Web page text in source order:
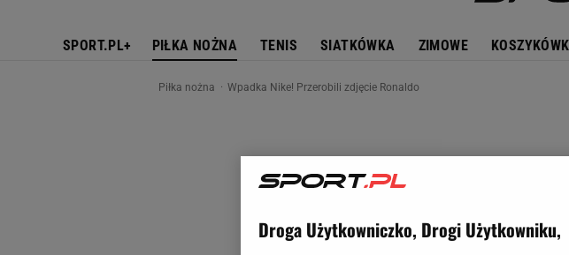
SPORT.PL+ PIŁKA NOŻNA TENIS SIATKÓWKA ZIMOWE
Piłka nożna Wpadka Nike! Przerobili zdjęcie Ronaldo
Droga Użytkowniczko, Drogi Użytkowniku,